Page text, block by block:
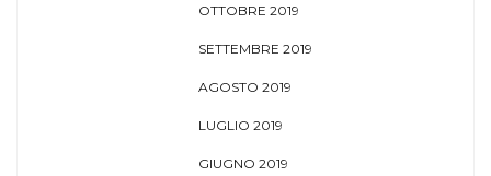
OTTOBRE 2019
SETTEMBRE 2019
AGOSTO 2019
LUGLIO 2019
GIUGNO 2019